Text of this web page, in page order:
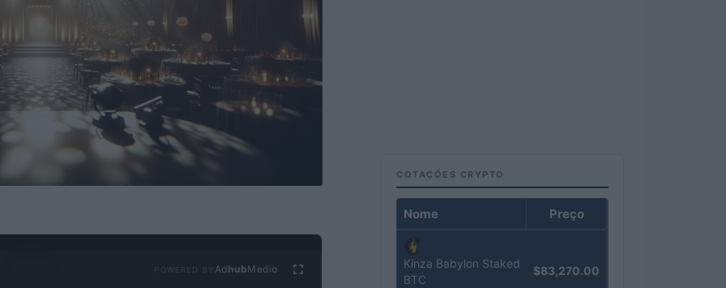
Ad hubMedia
COTAÇÕES CRYPTO
Nome Preço
Kinza Babylon Staked
BTC
$83,270.00